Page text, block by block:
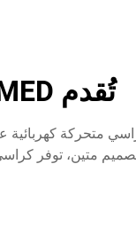
تُقدم KS MED كراسي متحركة كهربائية بالجملة للراحة والاستقلالية